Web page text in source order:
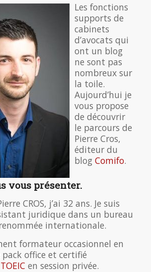
Les fonctions
supports de
cabinets
d’avocats qui
ont un blog
ne sont pas
nombreux sur
la toile.
Aujourd’hui je
vous propose
de découvrir
le parcours de
Pierre Cros,
éditeur du
blog Comifo.
vous présenter.
CROS, j’ai 32 ans. Je suis
juridique dans un bureau
internationale.
formateur occasionnel en
office et certifié
TOEIC en session privée.